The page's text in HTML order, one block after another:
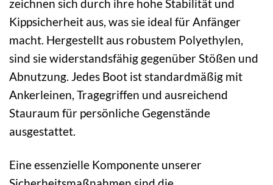
zeichnen sich durch ihre hohe Stabilität und
Kippsicherheit aus, was sie ideal für Anfänger
macht. Hergestellt aus robustem Polyethylen,
sind sie widerstandsfähig gegenüber Stößen und
Abnutzung. Jedes Boot ist standardmäßig mit
Ankerleinen, Tragegriffen und ausreichend
Stauraum für persönliche Gegenstände
ausgestattet.
Eine essenzielle Komponente unserer